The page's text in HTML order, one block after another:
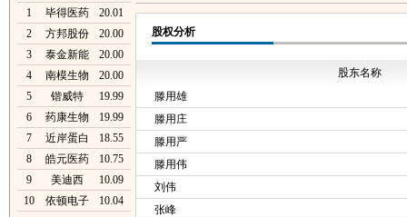
1
毕得医药
20.01
2
方邦股份
20.00
3
泰金新能
20.00
4
南模生物
20.00
5
锴威特
19.99
6
药康生物
19.99
7
近岸蛋白
18.55
8
皓元医药
10.75
9
美迪西
10.09
10
依顿电子 10.04
股权分析
股东名称
滕用雄
滕用庄
滕用严
滕用伟
刘伟
张峰